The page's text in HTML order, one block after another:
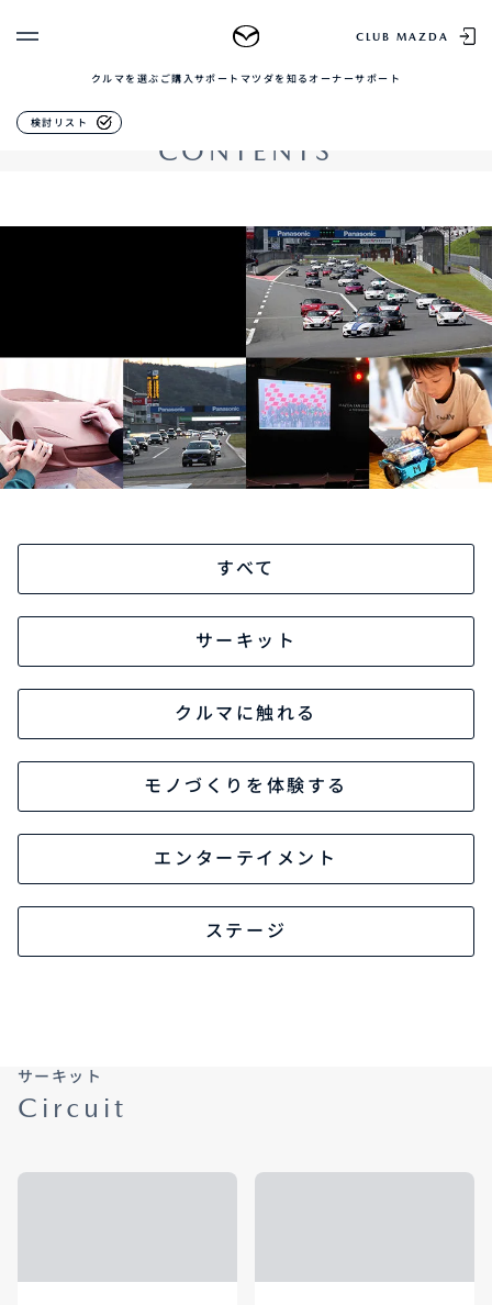
CLUB MAZDA
クルマを選ぶ ご購入サポート マツダを知る オーナーサポート
検討リスト
車種・グレード比較
購入相談
マツダを知る
オーナーサポート
ニュースルーム
ログイン
登録情報の変更
コンテンツ
CONTENTS
すべて
サーキット
クルマに触れる
モノづくりを体験する
エンターテイメント
ステージ
サーキット
Circuit